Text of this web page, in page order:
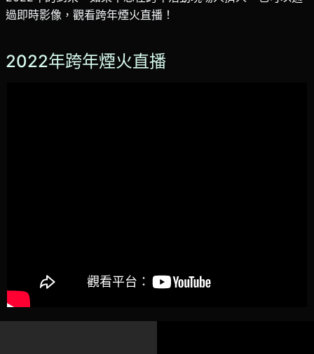
過即時影像，觀看跨年煙火直播！
2022年跨年煙火直播